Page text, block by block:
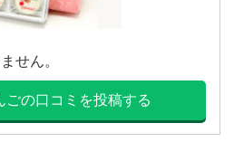
せん。
ごの口コミを投稿する